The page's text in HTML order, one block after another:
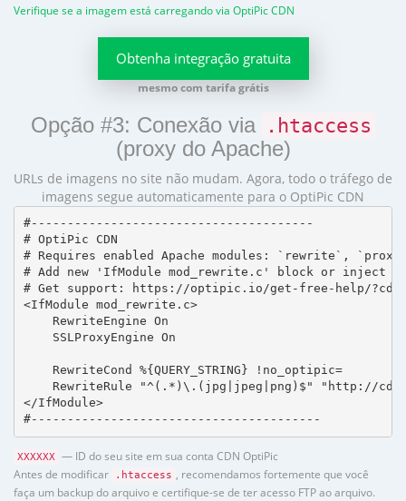
Verifique se a imagem está carregando via OptiPic CDN
Obtenha integração gratuita
mesmo com tarifa grátis
Opção #3: Conexão via .htaccess
(proxy do Apache)
URLs de imagens no site não mudam. Agora, todo o tráfego de
imagens segue automaticamente para o OptiPic CDN
#---------------------------------------
# OptiPic CDN
# Requires enabled Apache modules: `rewrite`,
# Add new 'IfModule mod_rewrite.c' block or inject
# Get support: https://optipic.io/get-free-help/
<IfModule mod_rewrite.c>
    RewriteEngine On
    SSLProxyEngine On
    RewriteCond %{QUERY_STRING} !no_optipic=
RewriteRule "^(.*)\.(jpg|jpeg|png)$" "http://
</IfModule>
#----------------------------------------
XXXXXX
— ID do seu site em sua conta CDN OptiPic
Antes de modificar
.htaccess
, recomendamos fortemente que você
faça um backup do arquivo e certifique-se de ter acesso FTP ao arquivo.